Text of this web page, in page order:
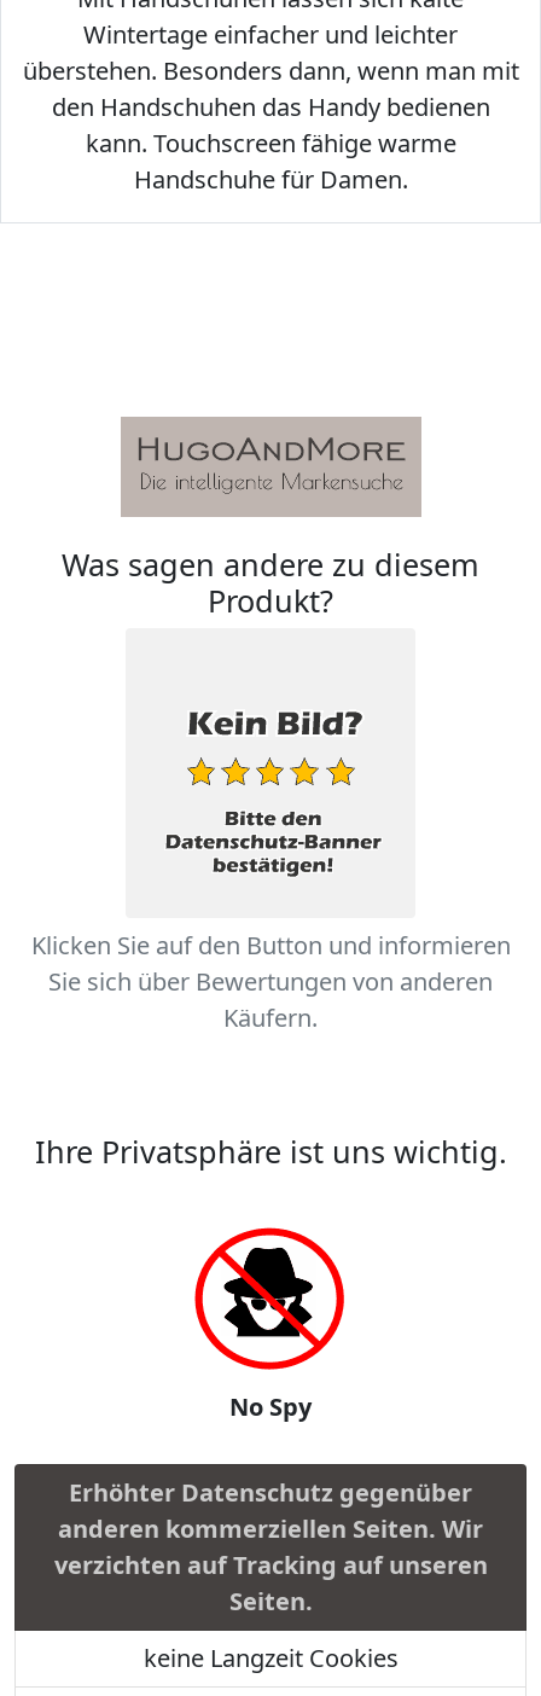
Wintertage einfacher und leichter
überstehen. Besonders dann, wenn man mit
den Handschuhen das Handy bedienen
kann. Touchscreen fähige warme
Handschuhe für Damen.
Was sagen andere zu diesem
Produkt?
Klicken Sie auf den Button und informieren
Sie sich über Bewertungen von anderen
Käufern.
Ihre Privatsphäre ist uns wichtig.
No Spy
Erhöhter Datenschutz gegenüber
anderen kommerziellen Seiten. Wir
verzichten auf Tracking auf unseren
Seiten.
keine Langzeit Cookies